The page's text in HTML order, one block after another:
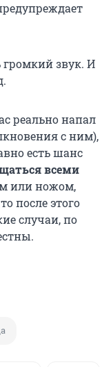
громкий звук. И
реально напал
с ним),
есть шанс
всеми
или ножом,
после этого
случаи, по